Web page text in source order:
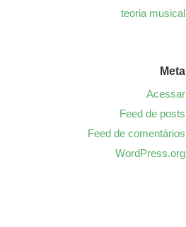
teoria musical
Meta
Acessar
Feed de posts
Feed de comentários
WordPress.org